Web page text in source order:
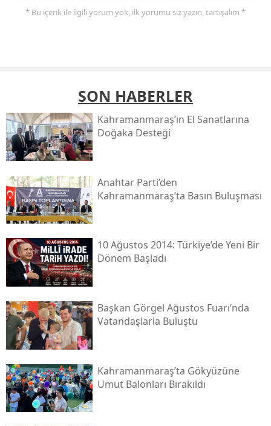
* Bu içerik ile ilgili yorum yok, ilk yorumu siz yazın, tartışalım *
SON HABERLER
Kahramanmaraş’ın El Sanatlarına
Doğaka Desteği
Anahtar Parti’den
Kahramanmaraş’ta Basın Buluşması
10 Ağustos 2014: Türkiye’de Yeni Bir
Dönem Başladı
Başkan Görgel Ağustos Fuarı’nda
Vatandaşlarla Buluştu
Kahramanmaraş’ta Gökyüzüne
Umut Balonları Bırakıldı